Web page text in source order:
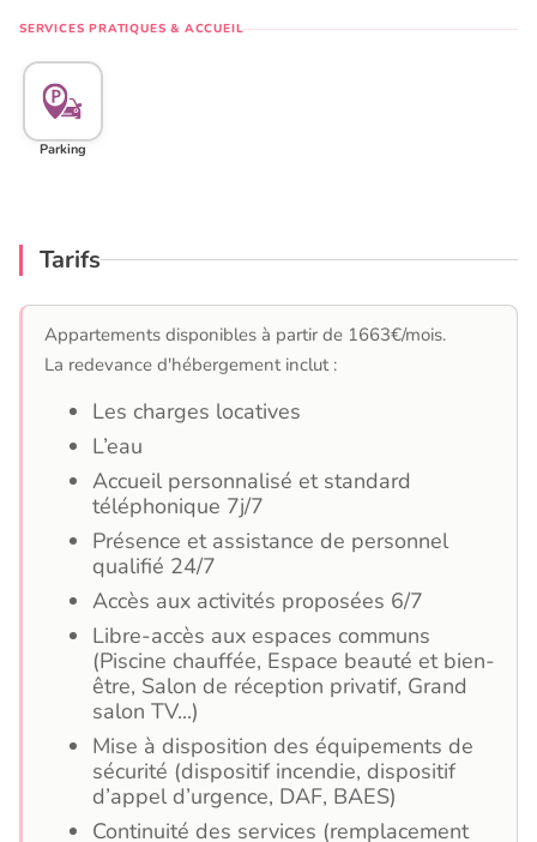
SERVICES PRATIQUES & ACCUEIL
Parking
Tarifs
Appartements disponibles à partir de 1663€/mois.
La redevance d'hébergement inclut :
Les charges locatives
L’eau
Accueil personnalisé et standard
téléphonique 7j/7
Présence et assistance de personnel
qualifié 24/7
Accès aux activités proposées 6/7
Libre-accès aux espaces communs
(Piscine chauffée, Espace beauté et bien-
être, Salon de réception privatif, Grand
salon TV...)
Mise à disposition des équipements de
sécurité (dispositif incendie, dispositif
d’appel d’urgence, DAF, BAES)
Continuité des services (remplacement